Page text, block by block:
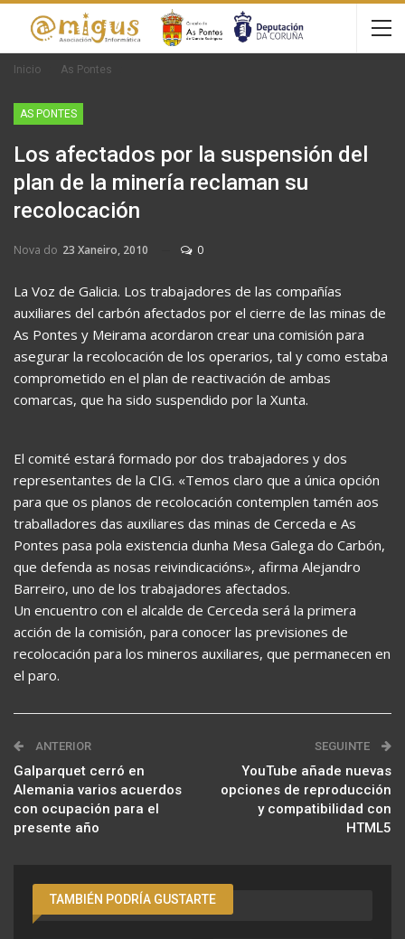
Inicio As Pontes
AS PONTES
Los afectados por la suspensión del
plan de la minería reclaman su
recolocación
Nova do 23 Xaneiro, 2010 0
La Voz de Galicia. Los trabajadores de las compañías
auxiliares del carbón afectados por el cierre de las minas de
As Pontes y Meirama acordaron crear una comisión para
asegurar la recolocación de los operarios, tal y como estaba
comprometido en el plan de reactivación de ambas
comarcas, que ha sido suspendido por la Xunta.
El comité estará formado por dos trabajadores y dos
representantes de la CIG. «Temos claro que a única opción
para que os planos de recolocación contemplen tamén aos
traballadores das auxiliares das minas de Cerceda e As
Pontes pasa pola existencia dunha Mesa Galega do Carbón,
que defenda as nosas reivindicacións», afirma Alejandro
Barreiro, uno de los trabajadores afectados.
Un encuentro con el alcalde de Cerceda será la primera
acción de la comisión, para conocer las previsiones de
recolocación para los mineros auxiliares, que permanecen en
el paro.
ANTERIOR
Galparquet cerró en
Alemania varios acuerdos
con ocupación para el
presente año
SEGUINTE
YouTube añade nuevas
opciones de reproducción
y compatibilidad con
HTML5
TAMBIÉN PODRÍA GUSTARTE